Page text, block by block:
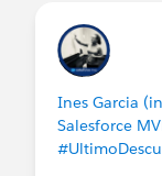
garantías de
que una vez
https://
Ines Garcia
Salesforce